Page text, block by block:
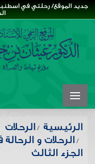
جديد الموقع/ رحلتي في
الرئيسية
الرحلات
الرحلات و
الجزء الثالث